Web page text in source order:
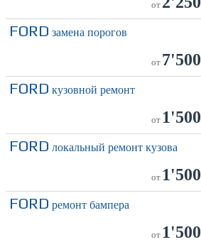
от
FORD замена порогов
от 7'500
FORD кузовной ремонт
от 1'500
FORD локальный ремонт кузова
от 1'500
FORD ремонт бампера
от 1'500